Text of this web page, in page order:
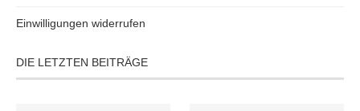
Einwilligungen widerrufen
DIE LETZTEN BEITRÄGE